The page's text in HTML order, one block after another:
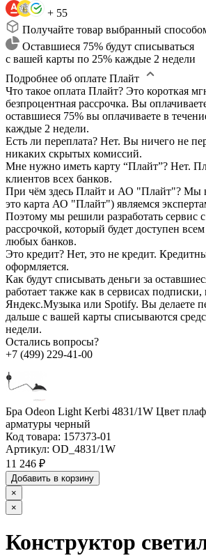
+ 55
Получайте товар выбранный
Оставшиеся 75% будут списываться
с вашей карты по 25% каждые 2 недели
Подробнее об оплате Плайт
Что такое оплата Плайт? Это короткая
безпроцентная рассрочка. Вы
оставшиеся 75% вы оплачиваете в
каждые 2 недели.
Есть ли переплата? Нет. Вы ничего не
никаких скрытых комиссий.
Мне нужно иметь карту “Плайт”? Нет.
клиентов всех банков.
При чём здесь Плайт и АО "Плайт"? Мы
это карта АО "Плайт") являемся
Поэтому мы решили разработать сервис
рассрочкой, который будет доступен
любых банков.
Это кредит? Нет, это не кредит.
оформляется.
Как будут списывать деньги за
работает также как в сервисах
Яндекс.Музыка или Spotify. Вы делаете
дальше с вашей карты списываются
недели.
Остались вопросы?
+7 (499) 229-41-00
Бра Odeon Light Kerbi 4831/1W Цвет
арматуры черный
Код товара: 157373-01
Артикул: OD_4831/1W
11 246 ₽
Добавить в корзину
×
×
Конструктор